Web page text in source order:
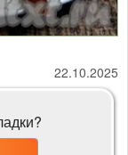
22.10.2025